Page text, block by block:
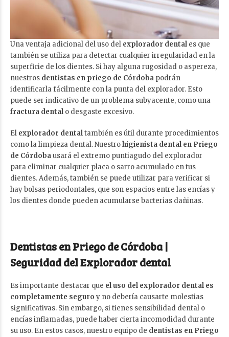
Una ventaja adicional del uso del explorador dental es que
también se utiliza para detectar cualquier irregularidad en la
superficie de los dientes. Si hay alguna rugosidad o aspereza,
nuestros dentistas en priego de Córdoba podrán
identificarla fácilmente con la punta del explorador. Esto
puede ser indicativo de un problema subyacente, como una
fractura dental o desgaste excesivo.
El explorador dentaltambién es útil durante procedimientos
como la limpieza dental. Nuestrohigienista dental en Priego
de Córdobausará el extremo puntiagudo del explorador
para eliminar cualquier placa o sarro acumulado en tus
dientes. Además, también se puede utilizar para verificar si
hay bolsas periodontales, que son espacios entre las encías y
los dientes donde pueden acumularse bacterias dañinas.
Dentistas en Priego de Córdoba |
Seguridad del Explorador dental
Es importante destacar que el uso del explorador dental es
completamente seguro y no debería causarte molestias
significativas. Sin embargo, si tienes sensibilidad dental o
encías inflamadas, puede haber cierta incomodidad durante
su uso. En estos casos, nuestro equipo de dentistas en Priego